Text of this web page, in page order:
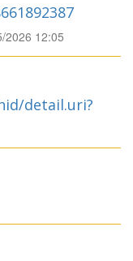
2026 12:05
detail.uri?